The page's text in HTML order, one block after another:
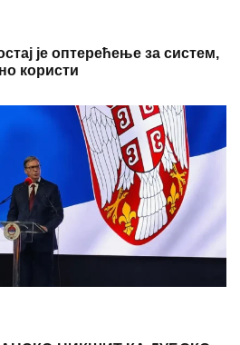
НИКШИЋКА ДУБОКО
говор у
одјекнуо регионом